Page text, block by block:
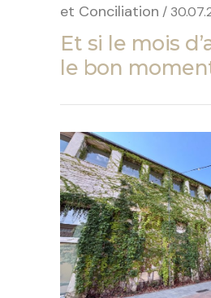
et Conciliation /
Et si le mois
le bon